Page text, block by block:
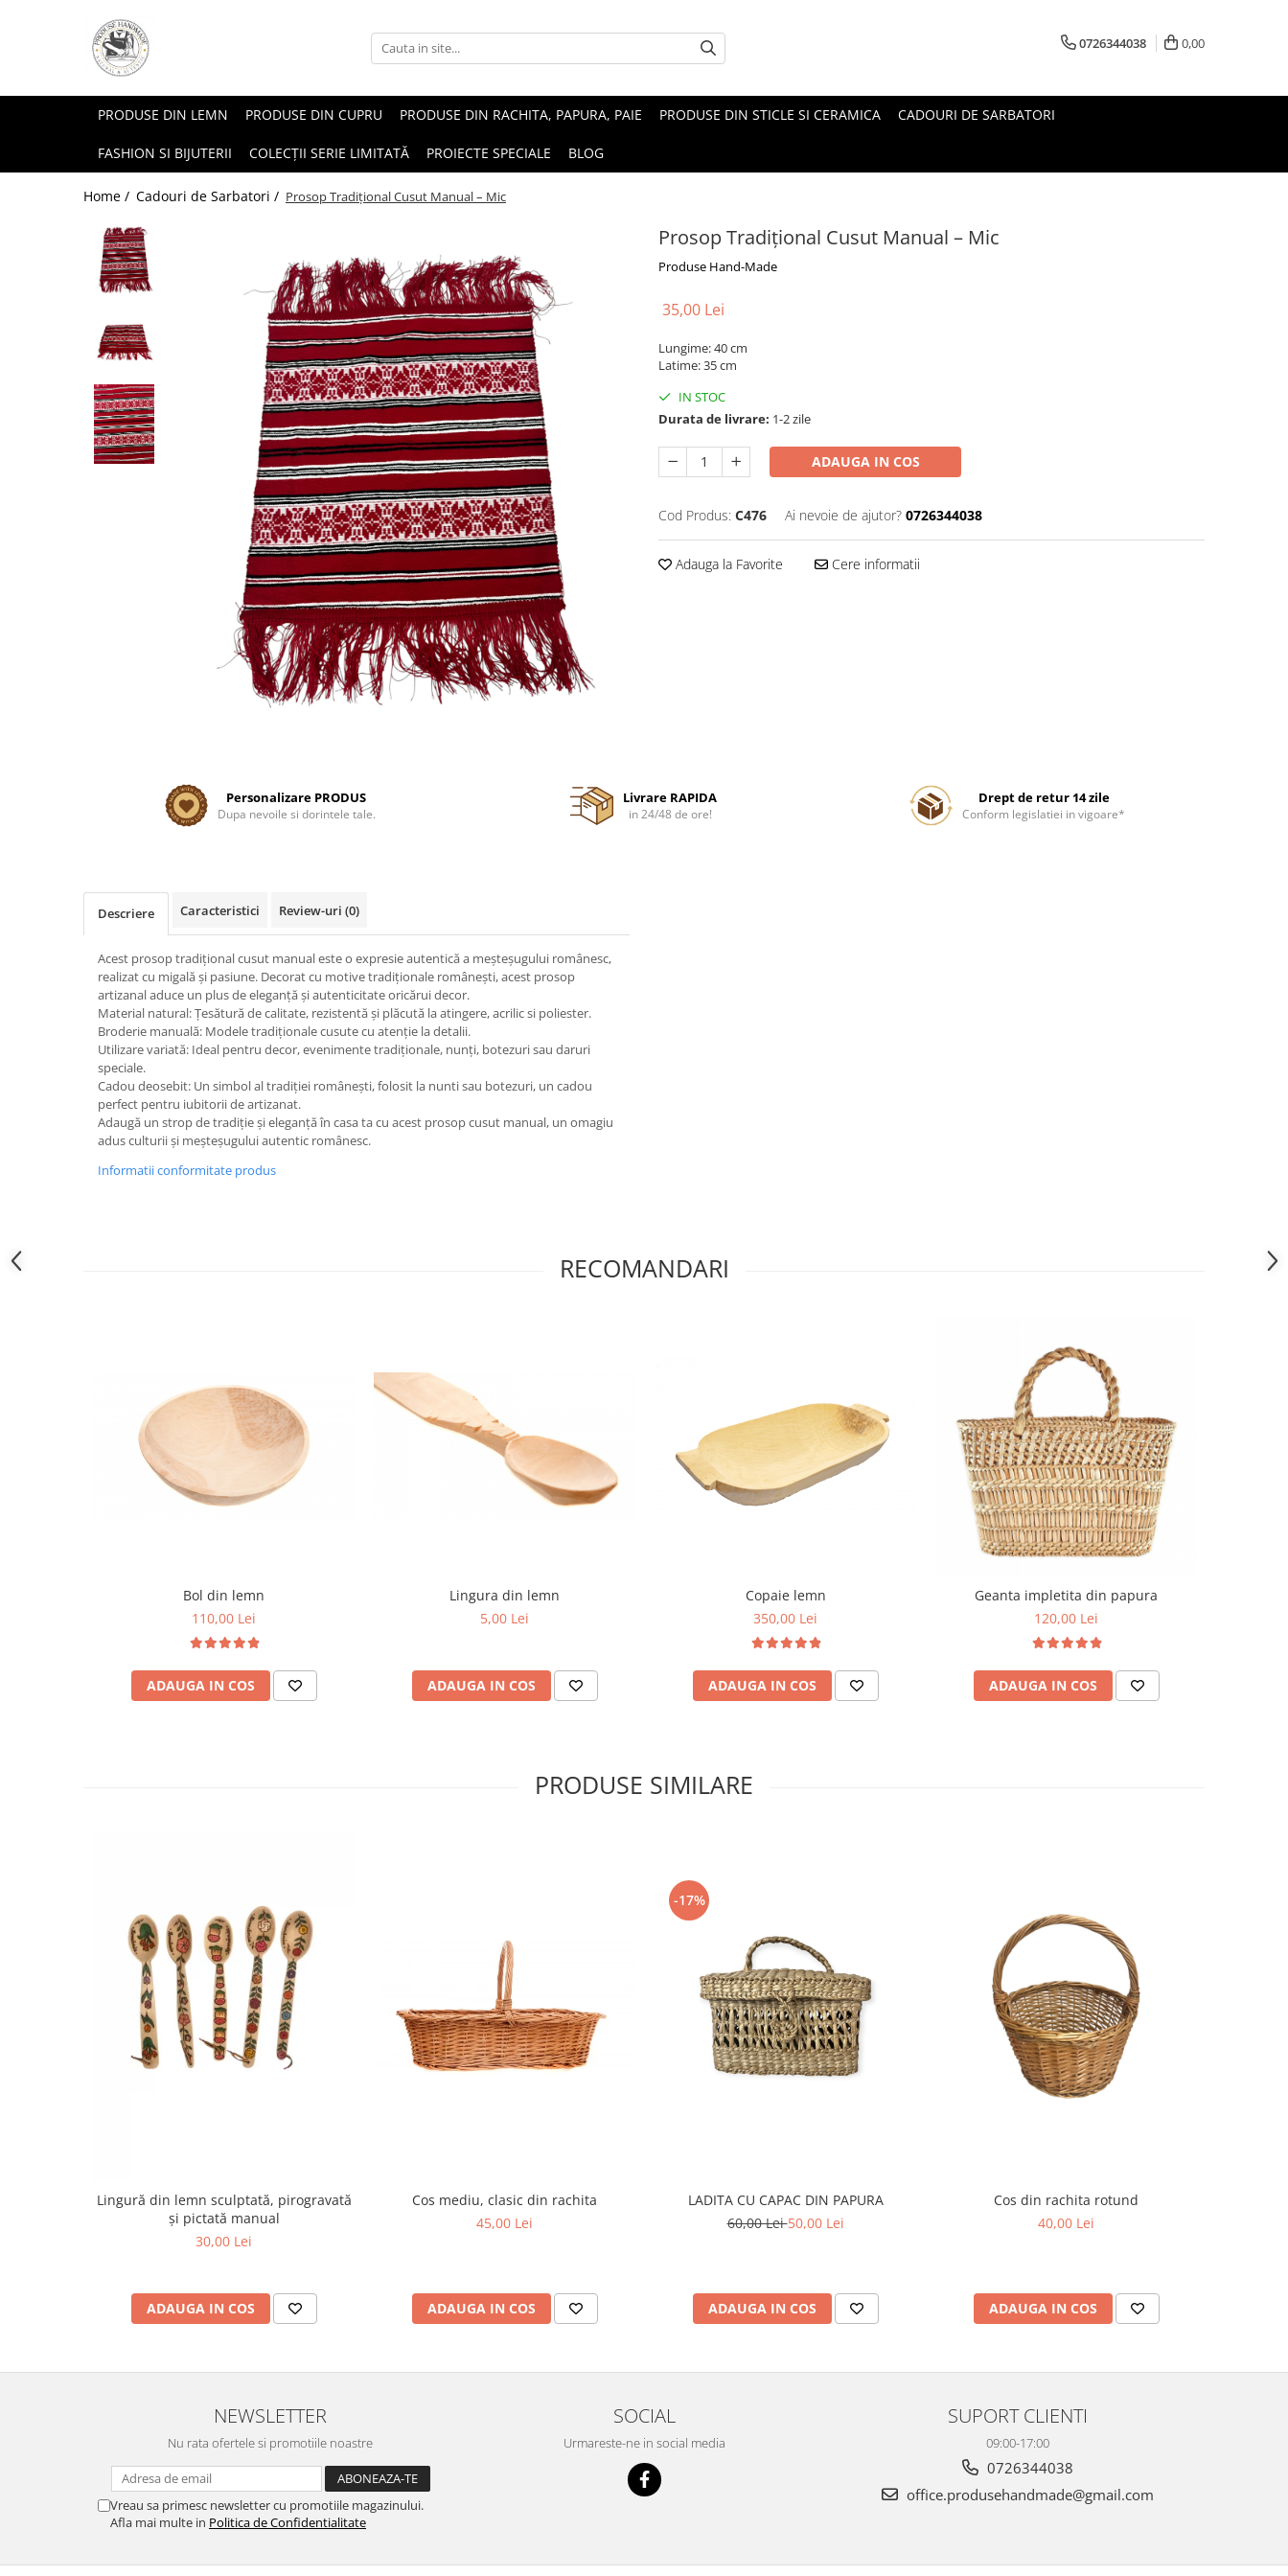
0726344038 0,00
PRODUSE DIN LEMN PRODUSE DIN CUPRU PRODUSE DIN RACHITA, PAPURA, PAIE PRODUSE DIN STICLE SI CERAMICA CADOURI DE SARBATORI
FASHION SI BIJUTERII COLECȚII SERIE LIMITATĂ PROIECTE SPECIALE BLOG
Home / Cadouri de Sarbatori / Prosop Tradițional Cusut Manual – Mic
Prosop Tradițional Cusut Manual – Mic
Produse Hand-Made
35,00 Lei
Lungime: 40 cm
Latime: 35 cm
IN STOC
Durata de livrare: 1-2 zile
ADAUGA IN COS
Cod Produs: C476 Ai nevoie de ajutor? 0726344038
Adauga la Favorite Cere informatii
Personalizare PRODUS
Dupa nevoile si dorintele tale.
Livrare RAPIDA
in 24/48 de ore!
Drept de retur 14 zile
Conform legislatiei in vigoare*
Descriere Caracteristici Review-uri (0)
Acest prosop tradițional cusut manual este o expresie autentică a meșteșugului românesc,
realizat cu migală și pasiune. Decorat cu motive tradiționale românești, acest prosop
artizanal aduce un plus de eleganță și autenticitate oricărui decor.
Material natural: Țesătură de calitate, rezistentă și plăcută la atingere, acrilic si poliester.
Broderie manuală: Modele tradiționale cusute cu atenție la detalii.
Utilizare variată: Ideal pentru decor, evenimente tradiționale, nunți, botezuri sau daruri
speciale.
Cadou deosebit: Un simbol al tradiției românești, folosit la nunti sau botezuri, un cadou
perfect pentru iubitorii de artizanat.
Adaugă un strop de tradiție și eleganță în casa ta cu acest prosop cusut manual, un omagiu
adus culturii și meșteșugului autentic românesc.
Informatii conformitate produs
RECOMANDARI
Bol din lemn
110,00 Lei
ADAUGA IN COS
Lingura din lemn
5,00 Lei
ADAUGA IN COS
Copaie lemn
350,00 Lei
ADAUGA IN COS
Geanta impletita din papura
120,00 Lei
ADAUGA IN COS
PRODUSE SIMILARE
Lingură din lemn sculptată, pirogravată
și pictată manual
30,00 Lei
ADAUGA IN COS
Cos mediu, clasic din rachita
45,00 Lei
ADAUGA IN COS
-17%
LADITA CU CAPAC DIN PAPURA
60,00 Lei50,00 Lei
ADAUGA IN COS
Cos din rachita rotund
40,00 Lei
ADAUGA IN COS
NEWSLETTER
Nu rata ofertele si promotiile noastre
Vreau sa primesc newsletter cu promotiile magazinului.
Afla mai multe in Politica de Confidentialitate
SOCIAL
Urmareste-ne in social media
SUPORT CLIENTI
09:00-17:00
0726344038
office.produsehandmade@gmail.com